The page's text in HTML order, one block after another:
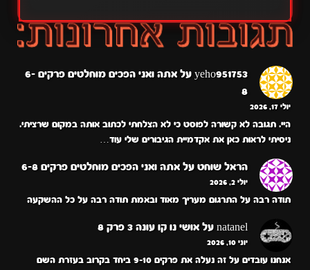
yeho951753 על
אתה ואני הפכים מוחלטים פרקים 6-
8
יולי 17, 2026
היי. תגובה לא קשורה לפוסט כי לא הצלחתי לכתוב אותה במקום שרציתי.
ניסיתי לראות כאן את אקדמיית הגיבורים שלי עוד…
הראל שוחט על אתה ואני הפכים מוחלטים פרקים 6-8
יולי 2, 2026
תודה רבה על התרגום מעריך מאוד ובאמת תודה רבה על כל ההשקעה
natanel על אושי נו קו עונה 3 פרק 8
יוני 10, 2026
אנחנו עובדים על זה נעלה את פרקים 9-10 ביחד בקרוב בעזרת השם